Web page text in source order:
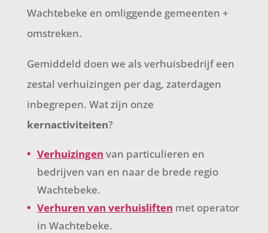
Wachtebeke en omliggende gemeenten +
omstreken.
Gemiddeld doen we als verhuisbedrijf een
zestal verhuizingen per dag, zaterdagen
inbegrepen. Wat zijn onze
kernactiviteiten?
Verhuizingen van particulieren en
bedrijven van en naar de brede regio
Wachtebeke.
Verhuren van verhuisliften met operator
in Wachtebeke.